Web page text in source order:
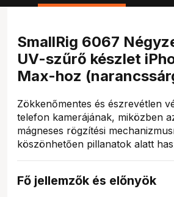
SmallRig 6067
UV-szűrő készlet
Max-hoz
Zökkenőmentes és észrevétlen
telefon kamerájának, miközben
mágneses rögzítési
köszönhetően pillanatok alatt
Fő jellemzők és előnyök